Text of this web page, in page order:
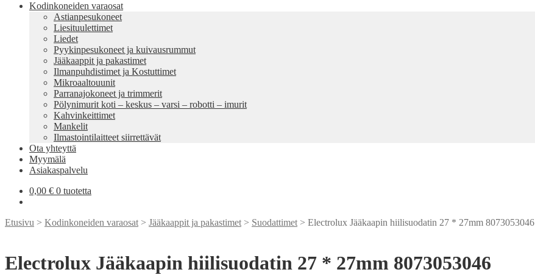
Kodinkoneiden varaosat
Astianpesukoneet
Liesituulettimet
Liedet
Pyykinpesukoneet ja kuivausrummut
Jääkaappit ja pakastimet
Ilmanpuhdistimet ja Kostuttimet
Mikroaaltouunit
Parranajokoneet ja trimmerit
Pölynimurit koti – keskus – varsi – robotti – imurit
Kahvinkeittimet
Mankelit
Ilmastointilaitteet siirrettävät
Ota yhteyttä
Myymälä
Asiakaspalvelu
0,00 € 0 tuotetta
Etusivu > Kodinkoneiden varaosat > Jääkaappit ja pakastimet > Suodattimet > Electrolux Jääkaapin hiilisuodatin 27 * 27mm 8073053046
Electrolux Jääkaapin hiilisuodatin 27 * 27mm 8073053046